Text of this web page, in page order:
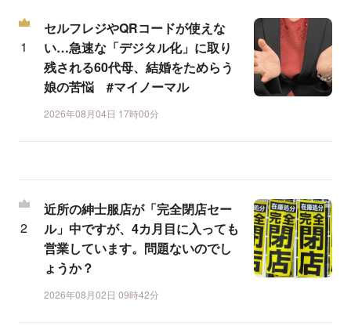
セルフレジやQRコードが使えな
い…急速な「デジタル化」に取り
残される60代母、結婚をためらう
娘の苦悩 #マイノーマル
2026年08月04日 17時00分
近所の紳士服店が「完全閉店セー
ル」中ですが、4カ月目に入っても
営業しています。問題ないのでし
ょうか？
2026年08月02日 09時42分